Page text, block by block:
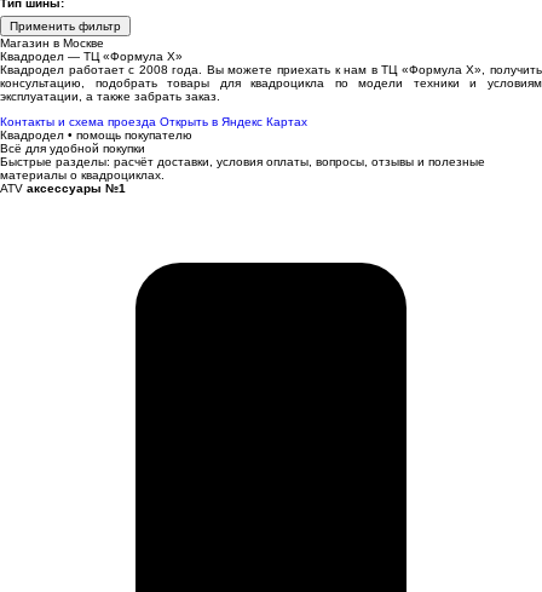
Тип шины:
Применить фильтр
Магазин в Москве
Квадродел — ТЦ «Формула Х»
Квадродел работает с 2008 года. Вы можете приехать к нам в ТЦ «Формула Х», получить
консультацию, подобрать товары для квадроцикла по модели техники и условиям
эксплуатации, а также забрать заказ.
Контакты и схема проезда Открыть в Яндекс Картах
Квадродел • помощь покупателю
Всё для удобной покупки
Быстрые разделы: расчёт доставки, условия оплаты, вопросы, отзывы и полезные
материалы о квадроциклах.
ATV аксессуары №1